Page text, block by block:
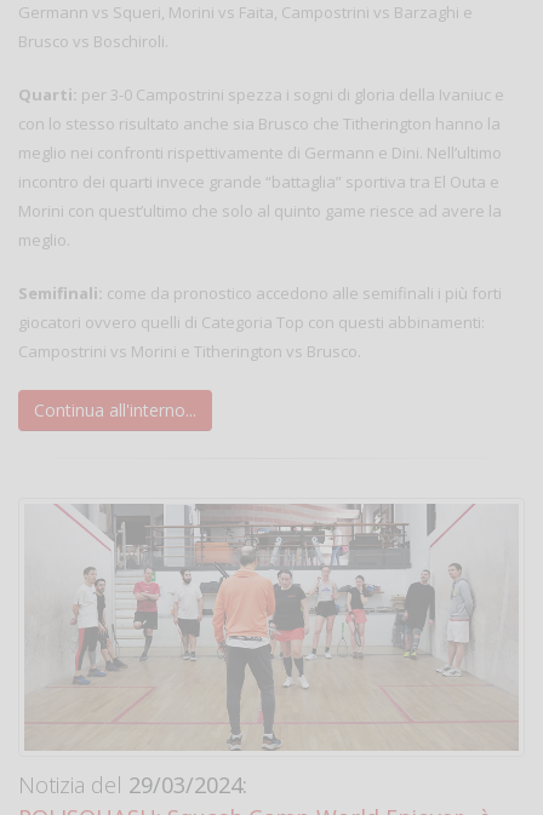
Germann vs Squeri, Morini vs Faita, Campostrini vs Barzaghi e
Brusco vs Boschiroli.
Quarti: per 3-0 Campostrini spezza i sogni di gloria della Ivaniuc e
con lo stesso risultato anche sia Brusco che Titherington hanno la
meglio nei confronti rispettivamente di Germann e Dini. Nell’ultimo
incontro dei quarti invece grande “battaglia” sportiva tra El Outa e
Morini con quest’ultimo che solo al quinto game riesce ad avere la
meglio.
Semifinali: come da pronostico accedono alle semifinali i più forti
giocatori ovvero quelli di Categoria Top con questi abbinamenti:
Campostrini vs Morini e Titherington vs Brusco.
Continua all'interno...
Notizia del 29/03/2024: